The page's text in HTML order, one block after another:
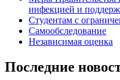
инфекцией и
Студентам с
Самообследование
Независимая оценка
Последние